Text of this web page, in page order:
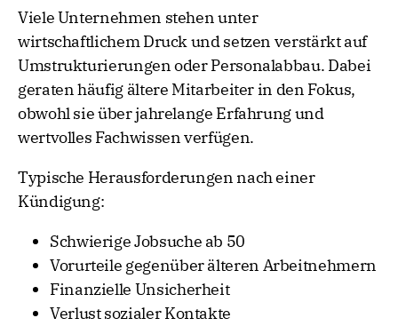
Viele Unternehmen stehen unter
wirtschaftlichem Druck und setzen verstärkt auf
Umstrukturierungen oder Personalabbau. Dabei
geraten häufig ältere Mitarbeiter in den Fokus,
obwohl sie über jahrelange Erfahrung und
wertvolles Fachwissen verfügen.
Typische Herausforderungen nach einer
Kündigung:
Schwierige Jobsuche ab 50
Vorurteile gegenüber älteren Arbeitnehmern
Finanzielle Unsicherheit
Verlust sozialer Kontakte